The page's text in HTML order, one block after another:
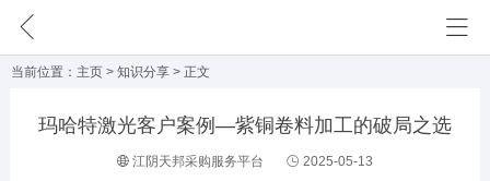
需求信息
外 发 区
主页 > 知识分享 > 正文
玛哈特激光客户案例—紫铜卷料加工的破局之选
江阴天邦采购服务平台 2025-05-13